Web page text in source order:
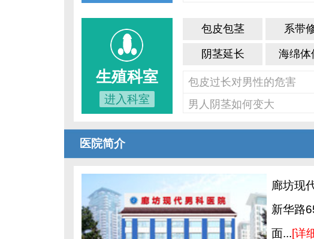
生殖科室
进入科室
包皮包茎 系带
阴茎延长 海绵体
包皮过长对男性的危害
男人阴茎如何变大
医院简介
廊坊现
新华路
面...[详